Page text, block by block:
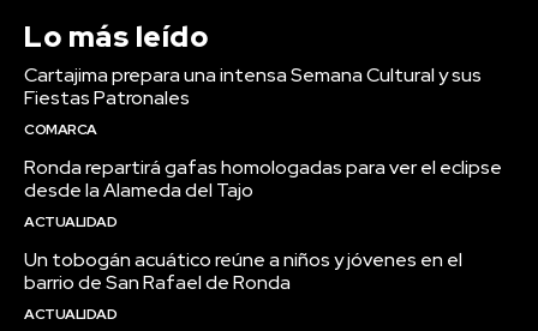
Lo más leído
Cartajima prepara una intensa Semana Cultural y sus
Fiestas Patronales
COMARCA
Ronda repartirá gafas homologadas para ver el eclipse
desde la Alameda del Tajo
ACTUALIDAD
Un tobogán acuático reúne a niños y jóvenes en el
barrio de San Rafael de Ronda
ACTUALIDAD